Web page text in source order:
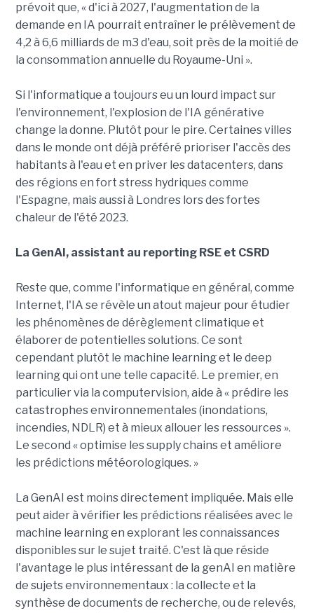
prévoit que, « d'ici à 2027, l'augmentation de la
demande en IA pourrait entraîner le prélèvement de
4,2 à 6,6 milliards de m3 d'eau, soit près de la moitié de
la consommation annuelle du Royaume-Uni ».
Si l'informatique a toujours eu un lourd impact sur
l'environnement, l'explosion de l'IA générative
change la donne. Plutôt pour le pire. Certaines villes
dans le monde ont déjà préféré prioriser l'accès des
habitants à l'eau et en priver les datacenters, dans
des régions en fort stress hydriques comme
l'Espagne, mais aussi à Londres lors des fortes
chaleur de l'été 2023.
La GenAI, assistant au reporting RSE et CSRD
Reste que, comme l'informatique en général, comme
Internet, l'IA se révèle un atout majeur pour étudier
les phénomènes de dérèglement climatique et
élaborer de potentielles solutions. Ce sont
cependant plutôt le machine learning et le deep
learning qui ont une telle capacité. Le premier, en
particulier via la computervision, aide à « prédire les
catastrophes environnementales (inondations,
incendies, NDLR) et à mieux allouer les ressources ».
Le second « optimise les supply chains et améliore
les prédictions météorologiques. »
La GenAI est moins directement impliquée. Mais elle
peut aider à vérifier les prédictions réalisées avec le
machine learning en explorant les connaissances
disponibles sur le sujet traité. C'est là que réside
l'avantage le plus intéressant de la genAI en matière
de sujets environnementaux : la collecte et la
synthèse de documents de recherche, ou de relevés,